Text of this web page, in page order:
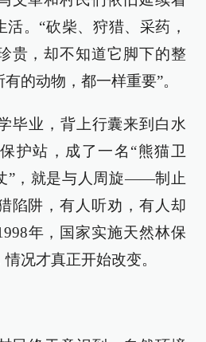
活。“砍柴、狩猎、采药，
贵，却不知道它脚下的整
的动物，都一样重要”。
毕业，背上行囊来到白水
护站，成了一名“熊猫卫
”，就是与人周旋——制止
陷阱，有人听劝，有人却
年，国家实施天然林保
况才真正开始改变。